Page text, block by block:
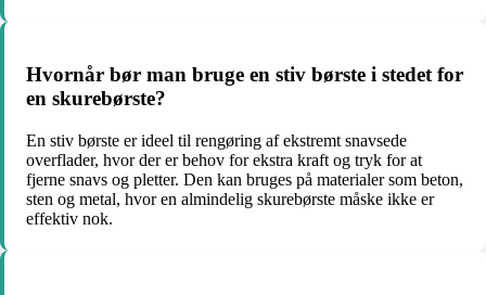
Hvornår bør man bruge en stiv børste i stedet for
en skurebørste?
En stiv børste er ideel til rengøring af ekstremt snavsede
overflader, hvor der er behov for ekstra kraft og tryk for at
fjerne snavs og pletter. Den kan bruges på materialer som beton,
sten og metal, hvor en almindelig skurebørste måske ikke er
effektiv nok.